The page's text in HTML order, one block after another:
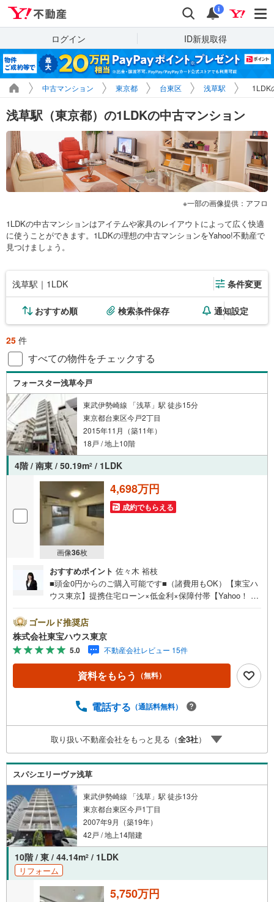
検索 通知
i
ログイン ID新規取得
中古マンション 東京都 台東区 浅草駅 1LDK
浅草駅（東京都）の1LDKの中古マンション
一部の画像提供：アフロ
1LDKの中古マンションはアイテムや家具のレイアウトによって広く快適
に使うことができます。1LDKの理想の中古マンションをYahoo!不動産で
見つけましょう。
浅草駅｜1LDK 条件変更
おすすめ順 検索条件保存 通知設定
25 件
すべての物件をチェックする
フォースター浅草今戸
東武伊勢崎線 「浅草」駅 徒歩15分
東京都台東区今戸2丁目
2015年11月（築11年）
18戸 / 地上10階
4階 / 南東 / 50.19m2 / 1LDK
画像36枚
4,698万円
成約でもらえる
おすすめポイント 佐々木 裕枝
■頭金0円からのご購入可能です■（諸費用もOK）【東宝ハ
ウス東京】提携住宅ローン×低金利×保障付帯【Yahoo！ 不
ayボーナスライトがもらえる「Yahoo！ 不動産 物件ご成約
キャンペーン」の対象になります。「資料をもらう」「見
学予約をする」ボタンからお問い合わせください。※必ずY
ahoo！ JAPAN IDでログインしてください。※PayPayボー
ナスライトは出金と譲渡はできません。ご案内・詳細な資
料のご請求はお気軽にどうぞ♪お電話でのお問い合わせも
ゴールド推奨店
株式会社東宝ハウス東京
5.0 不動産会社レビュー 15件
資料をもらう （無料）
電話する （通話料無料）
取り扱い不動産会社をもっと見る（全3社）
スパシエリーヴァ浅草
東武伊勢崎線 「浅草」駅 徒歩13分
東京都台東区今戸1丁目
2007年9月（築19年）
42戸 / 地上14階建
10階 / 東 / 44.14m2 / 1LDK
リフォーム
5,750万円